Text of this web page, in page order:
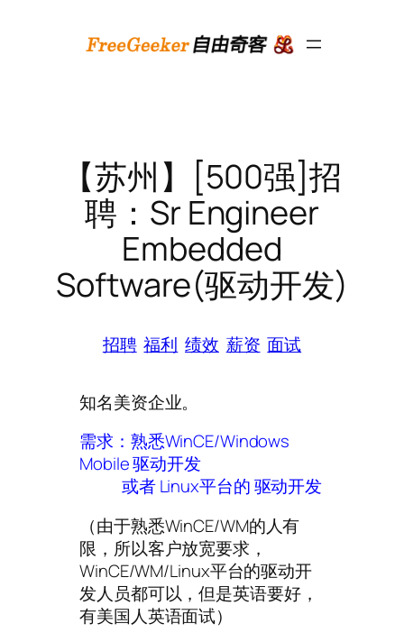
【苏州】[500强]招
聘：Sr Engineer
Embedded
Software(驱动开发)
招聘 福利 绩效 薪资 面试
知名美资企业。
需求：熟悉WinCE/Windows
Mobile 驱动开发
或者 Linux平台的 驱动开发
（由于熟悉WinCE/WM的人有
限，所以客户放宽要求，
WinCE/WM/Linux平台的驱动开
发人员都可以，但是英语要好，
有美国人英语面试）